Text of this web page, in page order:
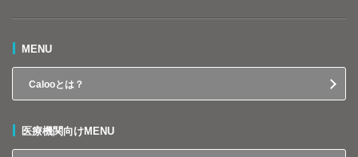
MENU
Calooとは？
医療機関向けMENU